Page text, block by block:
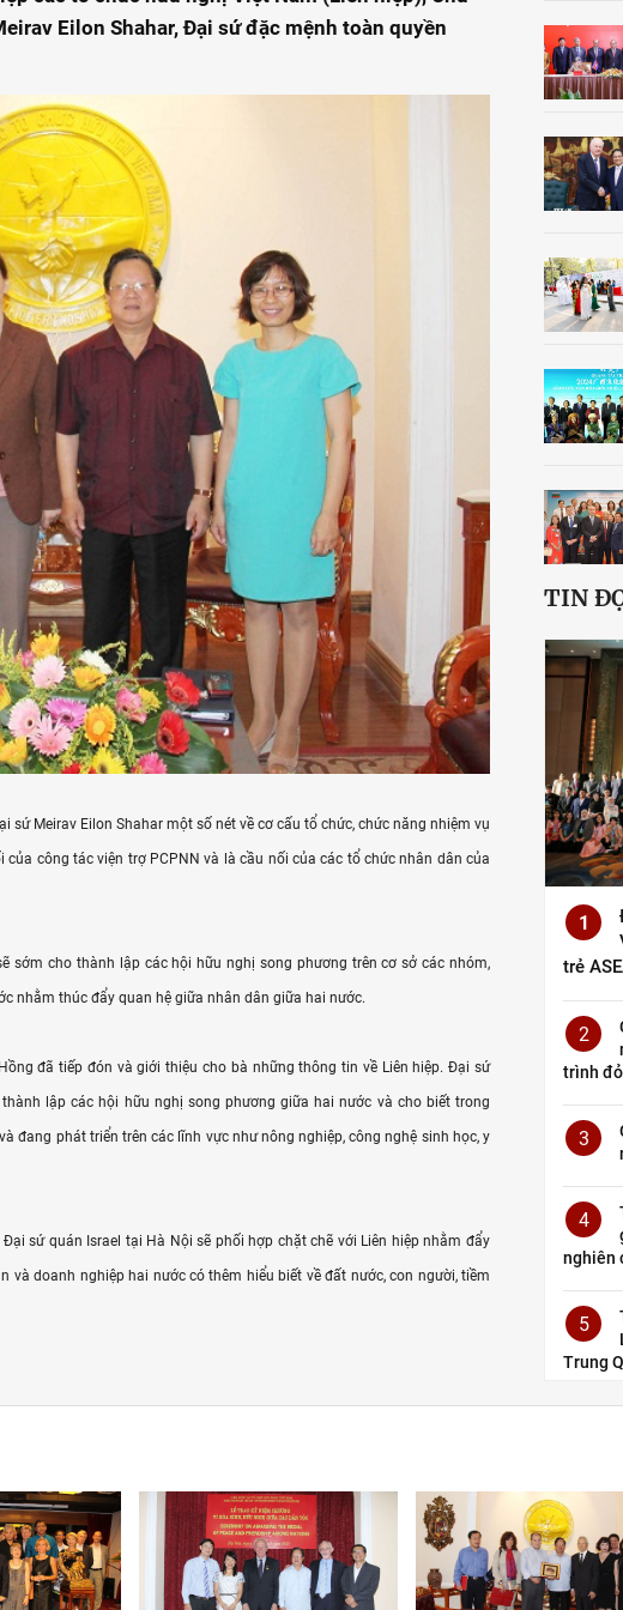
Eilon Shahar, Đại sứ đặc mệnh toàn quyền
Meirav Eilon Shahar một số nét về cơ cấu tổ chức, chức năng nhiệm vụ
công tác viện trợ PCPNN và là cầu nối của các tổ chức nhân dân của
sớm cho thành lập các hội hữu nghị song phương trên cơ sở các nhóm,
nhằm thúc đẩy quan hệ giữa nhân dân giữa hai nước.
đã tiếp đón và giới thiệu cho bà những thông tin về Liên hiệp. Đại sứ
lập các hội hữu nghị song phương giữa hai nước và cho biết trong
đang phát triển trên các lĩnh vực như nông nghiệp, công nghệ sinh học, y
sứ quán Israel tại Hà Nội sẽ phối hợp chặt chẽ với Liên hiệp nhằm đẩy
và doanh nghiệp hai nước có thêm hiểu biết về đất nước, con người, tiềm
TIN
1
trẻ
2
trình
3
4
nghiên
5
Trung